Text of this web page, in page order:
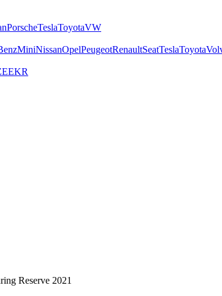
PorscheTeslaToyotaVW
MiniNissanOpelPeugeotRenaultSeatTeslaToyota
Reserve 2021